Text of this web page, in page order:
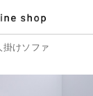
ト
掛けソファ